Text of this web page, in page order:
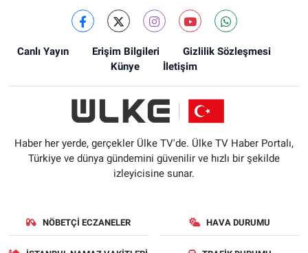
Canlı Yayın Erişim Bilgileri
Gizlilik Sözleşmesi
Künye
İletişim
Haber her yerde, gerçekler Ülke TV'de. Ülke TV Haber Portalı,
Türkiye ve dünya gündemini güvenilir ve hızlı bir şekilde
izleyicisine sunar.
NÖBETÇI ECZANELER HAVA DURUMU